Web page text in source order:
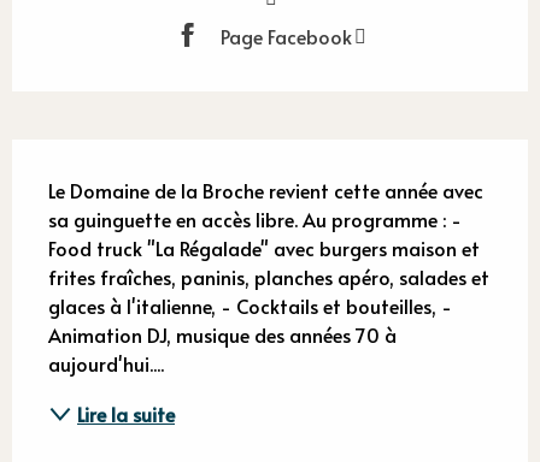
Page Facebook
Le Domaine de la Broche revient cette année avec
sa guinguette en accès libre. Au programme : -
Food truck "La Régalade" avec burgers maison et
frites fraîches, paninis, planches apéro, salades et
glaces à l'italienne, - Cocktails et bouteilles, -
Animation DJ, musique des années 70 à
aujourd'hui....
Lire la suite